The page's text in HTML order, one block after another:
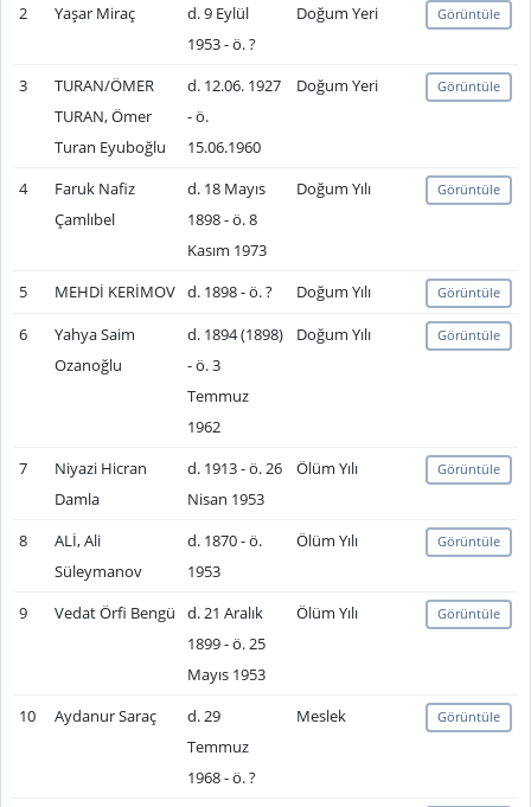
2 Yaşar Miraç
d. 9 Eylül
1953 - ö. ?
Doğum Yeri Görüntüle
3
TURAN/ÖMER
TURAN, Ömer
Turan Eyuboğlu
d. 12.06. 1927
- ö.
15.06.1960
Doğum Yeri Görüntüle
4
Faruk Nafiz
Çamlıbel
d. 18 Mayıs
1898 - ö. 8
Kasım 1973
Doğum Yılı Görüntüle
5 MEHDİ KERİMOV d. 1898 - ö. ? Doğum Yılı Görüntüle
6
Yahya Saim
Ozanoğlu
d. 1894 (1898)
- ö. 3
Temmuz
1962
Doğum Yılı Görüntüle
7
Niyazi Hicran
Damla
d. 1913 - ö. 26
Nisan 1953
Ölüm Yılı Görüntüle
8
ALİ, Ali
Süleymanov
d. 1870 - ö.
1953
Ölüm Yılı Görüntüle
9 Vedat Örfi Bengü
d. 21 Aralık
1899 - ö. 25
Mayıs 1953
Ölüm Yılı Görüntüle
10 Aydanur Saraç
d. 29
Temmuz
1968 - ö. ?
Meslek Görüntüle